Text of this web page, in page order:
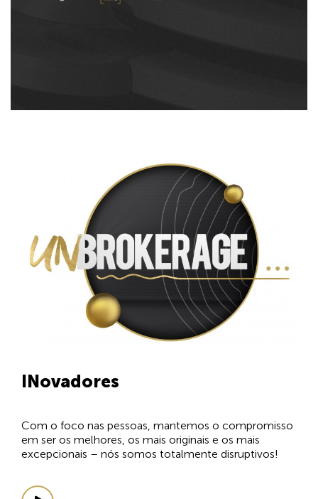
INovadores
Com o foco nas pessoas, mantemos o compromisso
em ser os melhores, os mais originais e os mais
excepcionais – nós somos totalmente disruptivos!